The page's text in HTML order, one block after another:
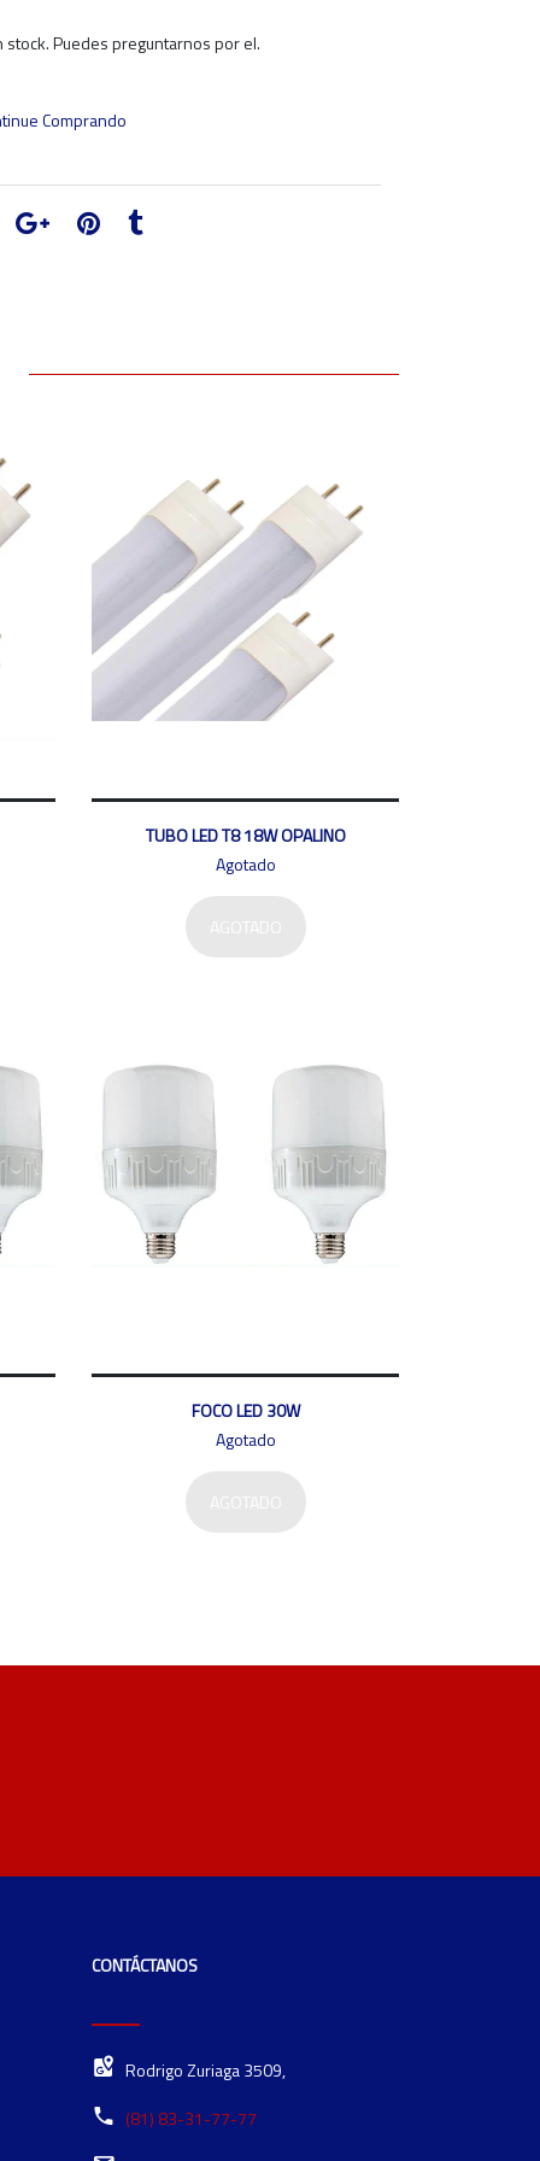
Puedes preguntarnos por el.
Comprando
TUBO LED T8 18W OPALINO
Agotado
FOCO LED 30W
Agotado
CONTÁCTANOS
Rodrigo Zuriaga 3509,
(81) 83-31-77-77